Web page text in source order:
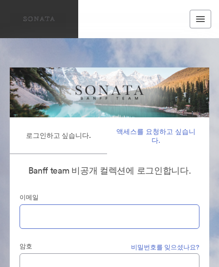
로그인하고 싶습니다.
액세스를 요청하고 싶습니
다.
Banff team 비공개 컬렉션에 로그인합니다.
이메일
암호 비밀번호를 잊으셨나요?